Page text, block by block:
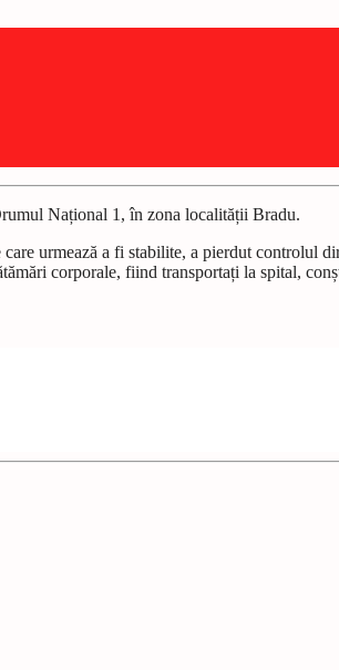
Național 1, în zona localității Bradu.
urmează a fi stabilite, a pierdut controlul
corporale, fiind transportați la spital,